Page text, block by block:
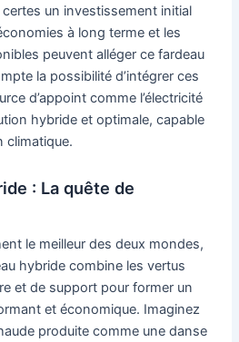
certes un investissement initial
à long terme et les
peuvent alléger ce fardeau
la possibilité d’intégrer ces
d’appoint comme l’électricité
hybride et optimale, capable
climatique.
: La quête de
le meilleur des deux mondes,
hybride combine les vertus
et de support pour former un
et économique. Imaginez
produite comme une danse